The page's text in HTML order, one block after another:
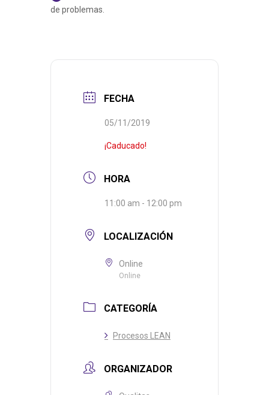
de problemas.
FECHA
05/11/2019
¡Caducado!
HORA
11:00 am - 12:00 pm
LOCALIZACIÓN
Online
Online
CATEGORÍA
Procesos LEAN
ORGANIZADOR